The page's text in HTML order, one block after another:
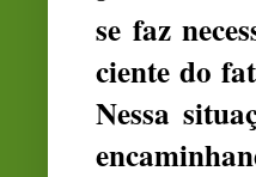
se faz
ciente do
Nessa